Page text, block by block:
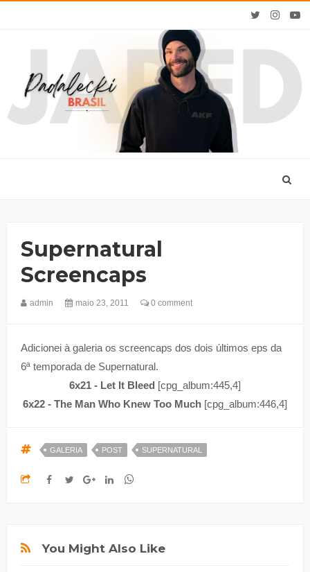
Supernatural
Screencaps
admin maio 23, 2011 0 comment
Adicionei à galeria os screencaps dos dois últimos eps da
6ª temporada de Supernatural.
6x21 - Let It Bleed [cpg_album:445,4]
6x22 - The Man Who Knew Too Much [cpg_album:446,4]
GALERIA POST SUPERNATURAL
You Might Also Like